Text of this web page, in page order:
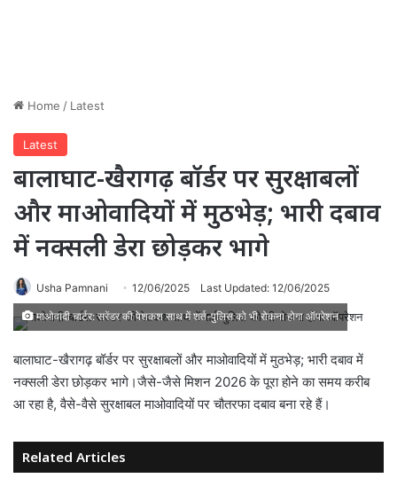
Home / Latest
Latest
बालाघाट-खैरागढ़ बॉर्डर पर सुरक्षाबलों
और माओवादियों में मुठभेड़; भारी दबाव
में नक्सली डेरा छोड़कर भागे
Usha Pamnani 12/06/2025 Last Updated: 12/06/2025
माओवादी चार्टर: सरेंडर की पेशकश साथ में शर्त-पुलिस को भी रोकना होगा ऑपरेशन
बालाघाट-खैरागढ़ बॉर्डर पर सुरक्षाबलों और माओवादियों में मुठभेड़; भारी दबाव में
नक्सली डेरा छोड़कर भागे।जैसे-जैसे मिशन 2026 के पूरा होने का समय करीब
आ रहा है, वैसे-वैसे सुरक्षाबल माओवादियों पर चौतरफा दबाव बना रहे हैं।
Related Articles